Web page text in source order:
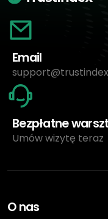
Email
Bezpłatne
Umów wizytę teraz
O nas